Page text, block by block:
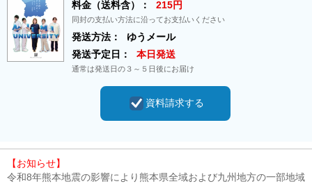
料金（送料含）： 215円
同封の支払い方法に沿ってお支払いください
発送方法：
ゆうメール
発送予定日：
本日発送
通常は発送日の３～５日後にお届け
資料請求する
【お知らせ】
令和8年熊本地震の影響により熊本県全域および九州地方の一部地域